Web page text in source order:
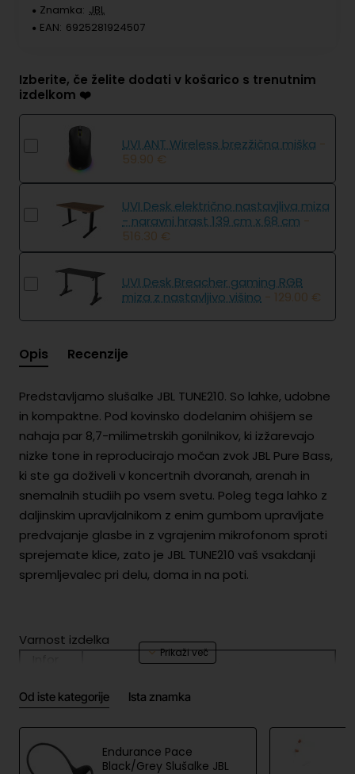
Znamka: JBL
EAN: 6925281924507
Izberite, če želite dodati v košarico s trenutnim
izdelkom ❤️
UVI ANT Wireless brezžična miška -
59.90 €
UVI Desk električno nastavjliva miza
- naravni hrast 139 cm x 68 cm -
516.30 €
UVI Desk Breacher gaming RGB
miza z nastavljivo višino - 129.00 €
Opis Recenzije
Predstavljamo slušalke JBL TUNE210. So lahke, udobne
in kompaktne. Pod kovinsko dodelanim ohišjem se
nahaja par 8,7-milimetrskih gonilnikov, ki izžarevajo
nizke tone in reproducirajo močan zvok JBL Pure Bass,
ki ste ga doživeli v koncertnih dvoranah, arenah in
snemalnih studiih po vsem svetu. Poleg tega lahko z
daljinskim upravljalnikom z enim gumbom upravljate
predvajanje glasbe in z vgrajenim mikrofonom sproti
sprejemate klice, zato je JBL TUNE210 vaš vsakdanji
spremljevalec pri delu, doma in na poti.
Varnost izdelka
e o
proizv
ajalcu
Harman International Industries,
Danzigerkade 16G, 1013 AP,
EU
odgo
Harman International Industries,
Incorporated, EMEA Liaison,
Od iste kategorije Ista znamka
Endurance Pace
Black/Grey Slušalke JBL